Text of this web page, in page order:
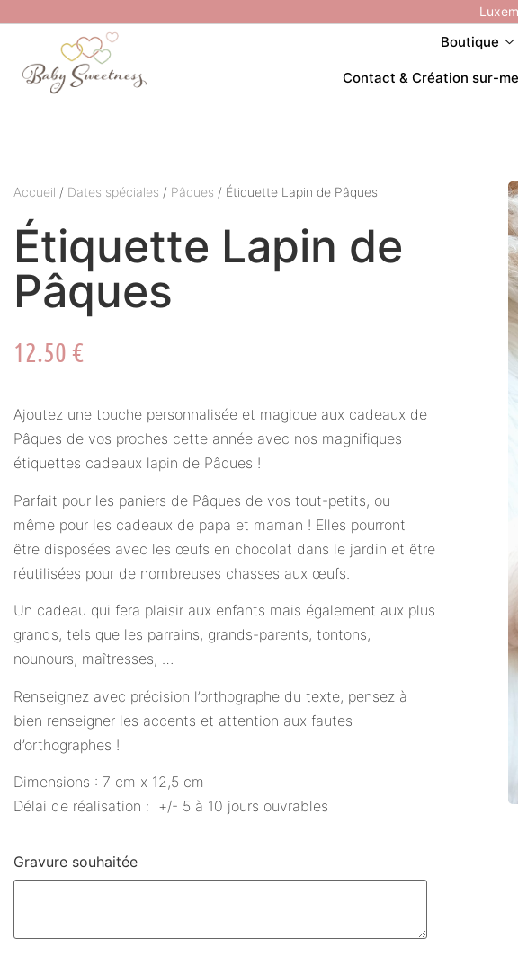
Boutique
Contact & Création sur-
Accueil / Dates spéciales / Pâques / Étiquette Lapin de Pâques
Étiquette Lapin de
Pâques
12.50 €
Ajoutez une touche personnalisée et magique aux cadeaux de
Pâques de vos proches cette année avec nos magnifiques
étiquettes cadeaux lapin de Pâques !
Parfait pour les paniers de Pâques de vos tout-petits, ou
même pour les cadeaux de papa et maman ! Elles pourront
être disposées avec les œufs en chocolat dans le jardin et être
réutilisées pour de nombreuses chasses aux œufs.
Un cadeau qui fera plaisir aux enfants mais également aux plus
grands, tels que les parrains, grands-parents, tontons,
nounours, maîtresses, …
Renseignez avec précision l’orthographe du texte, pensez à
bien renseigner les accents et attention aux fautes
d’orthographes !
Dimensions : 7 cm x 12,5 cm
Délai de réalisation : +/- 5 à 10 jours ouvrables
Gravure souhaitée